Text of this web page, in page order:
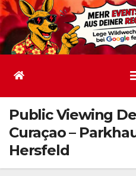
Public Viewing
Curaçao –
Hersfeld